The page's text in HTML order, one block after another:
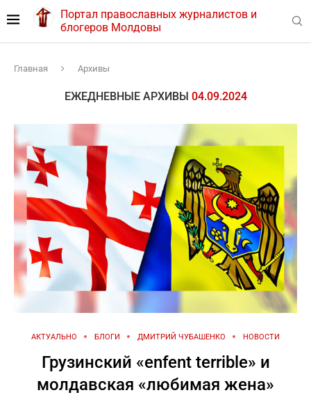
Портал православных журналистов и
блогеров Молдовы
Главная Архивы
ЕЖЕДНЕВНЫЕ АРХИВЫ 04.09.2024
АКТУАЛЬНО БЛОГИ ДМИТРИЙ ЧУБАШЕНКО НОВОСТИ
Грузинский «enfent terrible» и
молдавская «любимая жена»